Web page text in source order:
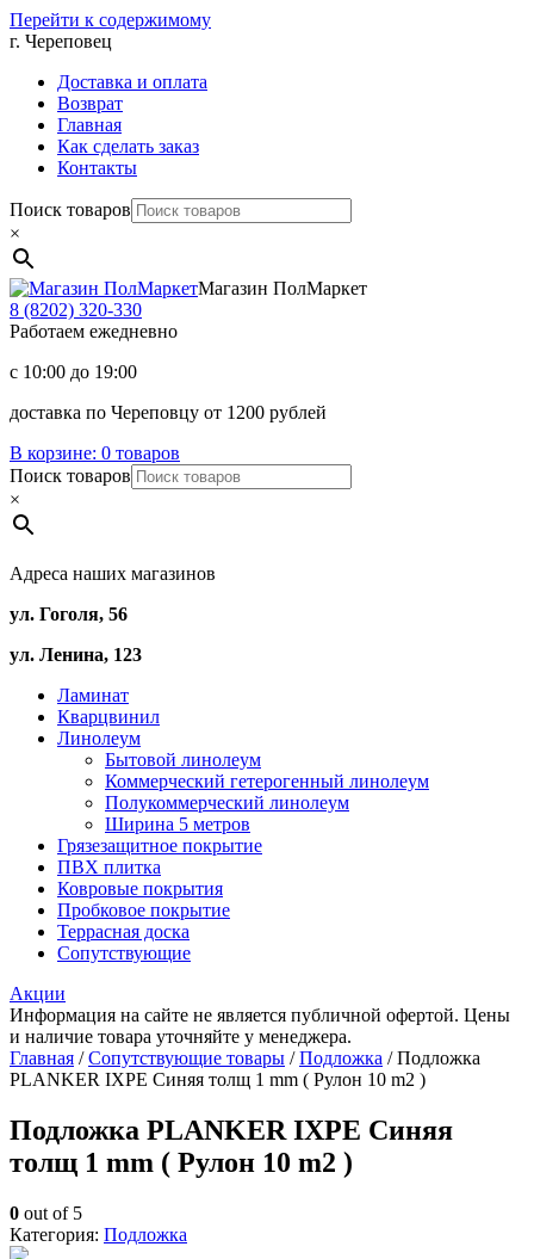
Перейти к содержимому
г. Череповец
Доставка и оплата
Возврат
Главная
Как сделать заказ
Контакты
Поиск товаров
×
Магазин ПолМаркет
8 (8202) 320-330
Работаем ежедневно
с 10:00 до 19:00
доставка по Череповцу от 1200 рублей
В корзине: 0 товаров
Поиск товаров
×
Адреса наших магазинов
ул. Гоголя, 56
ул. Ленина, 123
Ламинат
Кварцвинил
Линолеум
Бытовой линолеум
Коммерческий гетерогенный линолеум
Полукоммерческий линолеум
Ширина 5 метров
Грязезащитное покрытие
ПВХ плитка
Ковровые покрытия
Пробковое покрытие
Террасная доска
Сопутствующие
Акции
Информация на сайте не является публичной офертой. Цены
и наличие товара уточняйте у менеджера.
Главная /Сопутствующие товары /Подложка / Подложка
PLANKER IXPE Синяя толщ 1 mm ( Рулон 10 m2 )
Подложка PLANKER IXPE Синяя
толщ 1 mm ( Рулон 10 m2 )
0 out of 5
Категория: Подложка